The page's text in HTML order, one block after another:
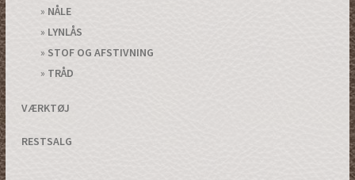
NÅLE
LYNLÅS
STOF OG AFSTIVNING
TRÅD
VÆRKTØJ
RESTSALG